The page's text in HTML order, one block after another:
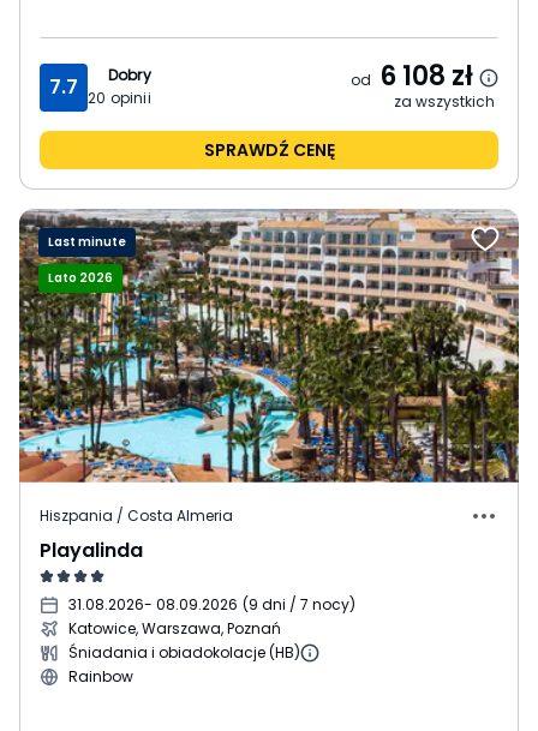
7.7
Dobry
20 opinii
od 6 108 zł
za wszystkich
SPRAWDŹ CENĘ
Last minute
Lato 2026
Hiszpania / Costa Almeria
Playalinda
31.08.2026- 08.09.2026 (9 dni / 7 nocy)
Katowice, Warszawa, Poznań
Śniadania i obiadokolacje (HB)
Rainbow